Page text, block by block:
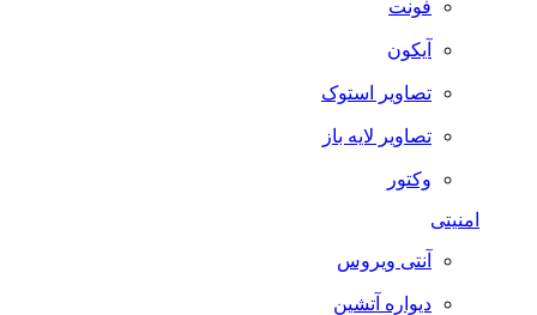
فونت
آیکون
تصاویر استوک
تصاویر لایه باز
وکتور
امنیتی
آنتی ویروس
دیواره آتشین